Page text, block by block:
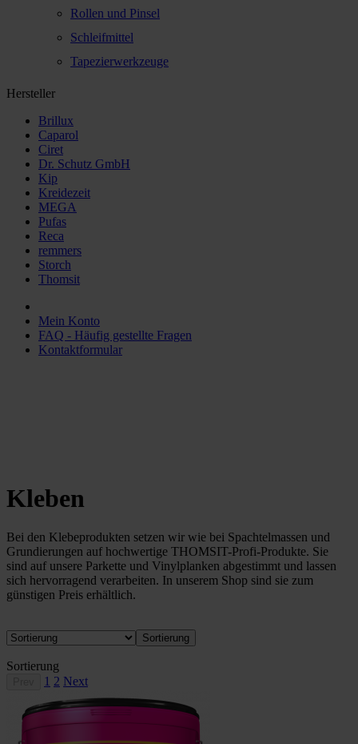
Rollen und Pinsel
Schleifmittel
Tapezierwerkzeuge
Hersteller
Brillux
Caparol
Ciret
Dr. Schutz GmbH
Kip
Kreidezeit
MEGA
Pufas
Reca
remmers
Storch
Thomsit
Mein Konto
FAQ - Häufig gestellte Fragen
Kontaktformular
Kleben
Bei den Klebeprodukten setzen wir wie bei Spachtelmassen und
Grundierungen auf hochwertige THOMSIT-Profi-Produkte. Sie
sind auf unsere Parkette und Vinylplanken abgestimmt und lassen
sich hervorragend verarbeiten. In unserem Shop sind sie zum
günstigen Preis erhältlich.
Sortierung
Sortierung
1 2 Next